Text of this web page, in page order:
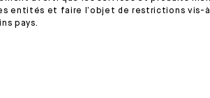
entités et faire l’objet de restrictions vis-
pays.